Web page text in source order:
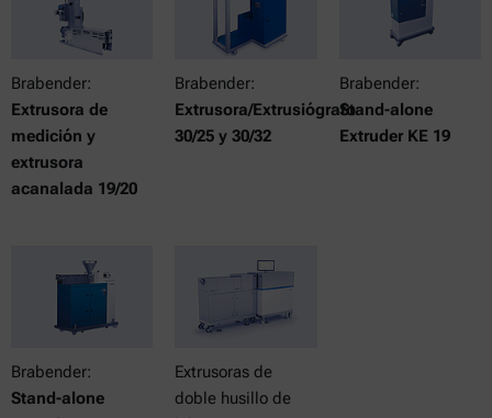
Brabender:
Extrusora de
medición y
extrusora
acanalada 19/20
Brabender:
Extrusora/Extrusiógrafo
30/25 y 30/32
Brabender:
Stand-alone
Extruder KE 19
Brabender:
Stand-alone
Extrusoras de
doble husillo de